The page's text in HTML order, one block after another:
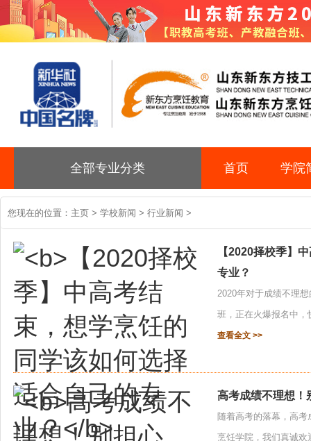
全部专业分类 首页 学院
您现在的位置： 主页 > 学校新闻 > 行业新闻 >
【2020择校季】
专业？
2020年对于成绩不理
班，正在火爆报名中
查看全文 >>
高考成绩不理想！
随着高考的落幕，高
烹饪学院，我们真诚欢